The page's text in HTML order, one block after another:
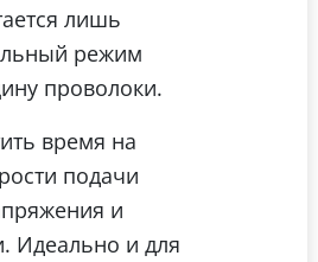
лишь
режим
проволоки.
время на
подачи
и
Идеально и для